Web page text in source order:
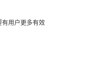
用户更多有效